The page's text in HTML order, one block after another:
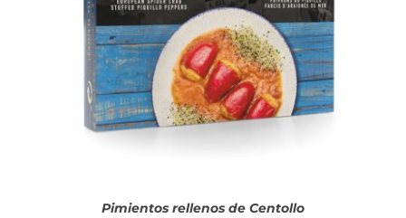
DETALLES
Pimientos rellenos de Centollo